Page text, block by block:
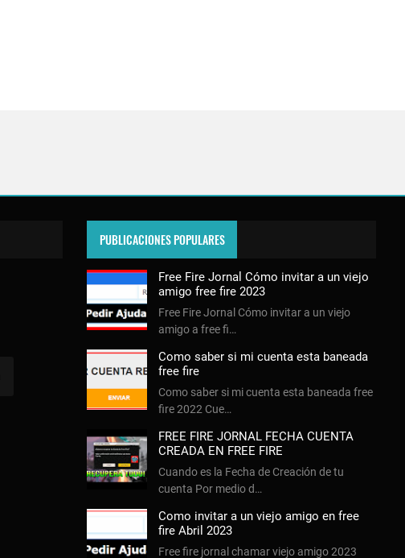
PUBLICACIONES POPULARES
Free Fire Jornal Cómo invitar a un viejo
amigo free fire 2023
Free Fire Jornal Cómo invitar a un viejo
amigo a free fi…
Como saber si mi cuenta esta baneada
free fire
Como saber si mi cuenta esta baneada free
fire 2022 Cue…
FREE FIRE JORNAL FECHA CUENTA
CREADA EN FREE FIRE
Cuando es la Fecha de Creación de tu
cuenta Por medio d…
Como invitar a un viejo amigo en free
fire Abril 2023
Free fire jornal chamar viejo amigo 2023